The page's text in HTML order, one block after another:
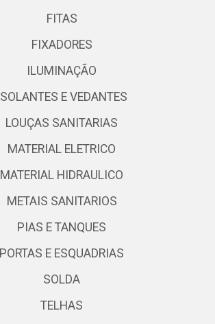
FITAS
FIXADORES
ILUMINAÇÃO
ISOLANTES E VEDANTES
LOUÇAS SANITARIAS
MATERIAL ELETRICO
MATERIAL HIDRAULICO
METAIS SANITARIOS
PIAS E TANQUES
PORTAS E ESQUADRIAS
SOLDA
TELHAS